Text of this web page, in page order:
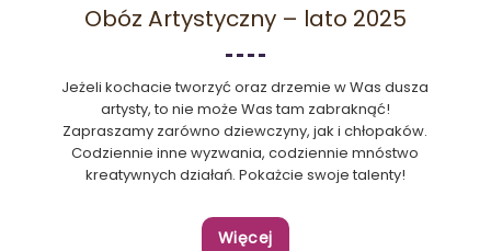
Obóz Artystyczny – lato 2025
Jeżeli kochacie tworzyć oraz drzemie w Was dusza
artysty, to nie może Was tam zabraknąć!
Zapraszamy zarówno dziewczyny, jak i chłopaków.
Codziennie inne wyzwania, codziennie mnóstwo
kreatywnych działań. Pokażcie swoje talenty!
Więcej